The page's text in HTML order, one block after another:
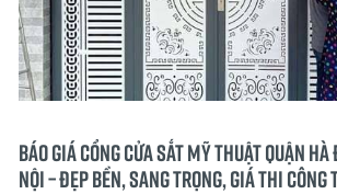
Báo giá cổng cửa sắt mỹ thuật Quận Hà
Nội – Đẹp bền, sang trọng, giá thi